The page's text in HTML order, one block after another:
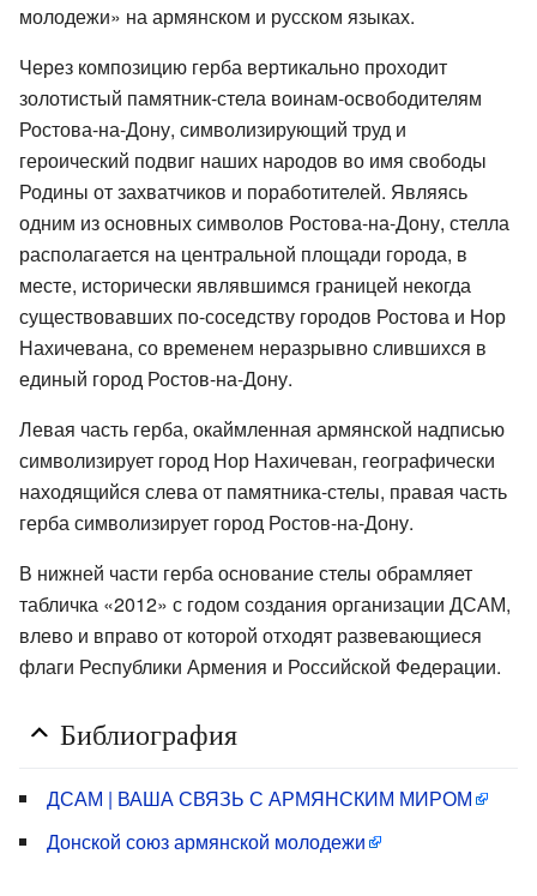
молодежи» на армянском и русском языках.
Через композицию герба вертикально проходит
золотистый памятник-стела воинам-освободителям
Ростова-на-Дону, символизирующий труд и
героический подвиг наших народов во имя свободы
Родины от захватчиков и поработителей. Являясь
одним из основных символов Ростова-на-Дону, стелла
располагается на центральной площади города, в
месте, исторически являвшимся границей некогда
существовавших по-соседству городов Ростова и Нор
Нахичевана, со временем неразрывно слившихся в
единый город Ростов-на-Дону.
Левая часть герба, окаймленная армянской надписью
символизирует город Нор Нахичеван, географически
находящийся слева от памятника-стелы, правая часть
герба символизирует город Ростов-на-Дону.
В нижней части герба основание стелы обрамляет
табличка «2012» с годом создания организации ДСАМ,
влево и вправо от которой отходят развевающиеся
флаги Республики Армения и Российской Федерации.
Библиография
ДСАМ | ВАША СВЯЗЬ ‌С АРМЯНСКИМ МИРОМ
Донской союз армянской молодежи